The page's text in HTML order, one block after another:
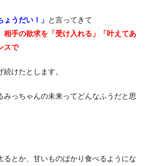
ょうだい！」
と言ってきて
相手の欲求を「受け入れる」「叶えてあ
スで
けたとします。
みっちゃんの未来ってどんなふうだと思
るとか、甘いものばかり食べるようにな